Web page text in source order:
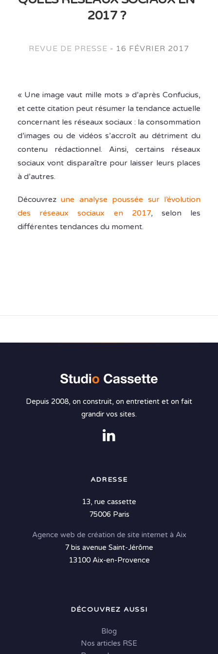
2017 ?
REVUE DE PRESSE - 16 FÉVRIER 2017
« Une image vaut mille mots » d’après Confucius,
et cette citation peut résumer la tendance actuelle
concernant les réseaux sociaux : la consommation
d’images ou de vidéos s’accroît au détriment du
contenu rédactionnel. Ainsi, certains réseaux
sociaux vont disparaître pour laisser leurs places
à d’autres.
Découvrezune analyse poussée sur l’évolution
des réseaux sociaux en 2017, selon les
différentes tendances du moment.
Depuis 2008, on construit, on entretient et on fait
grandir vos sites.
ADRESSE
13, rue cassette
75006 Paris
Agence web de création de site internet à Aix
7 bis avenue Saint-Jérôme
13100 Aix-en-Provence
DÉCOUVREZ AUSSI
Blog
Nos articles RSE